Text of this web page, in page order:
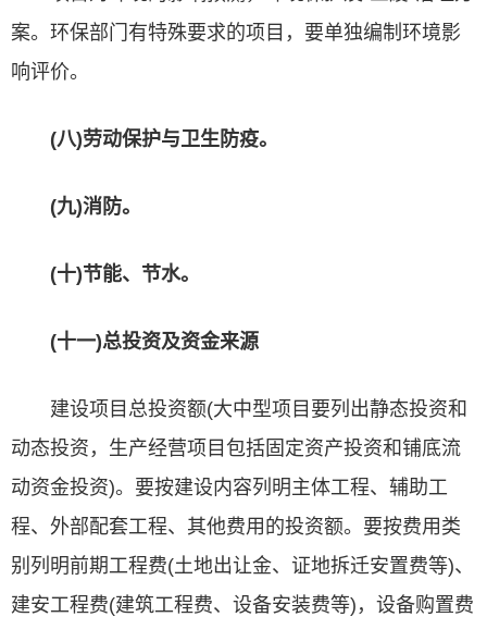
案。环保部门有特殊要求的项目，要单独编制环境影
响评价。
(八)劳动保护与卫生防疫。
(九)消防。
(十)节能、节水。
(十一)总投资及资金来源
建设项目总投资额(大中型项目要列出静态投资和
动态投资，生产经营项目包括固定资产投资和铺底流
动资金投资)。要按建设内容列明主体工程、辅助工
程、外部配套工程、其他费用的投资额。要按费用类
别列明前期工程费(土地出让金、证地拆迁安置费等)、
建安工程费(建筑工程费、设备安装费等)，设备购置费